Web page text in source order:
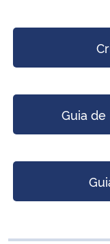
Planalto
Guia